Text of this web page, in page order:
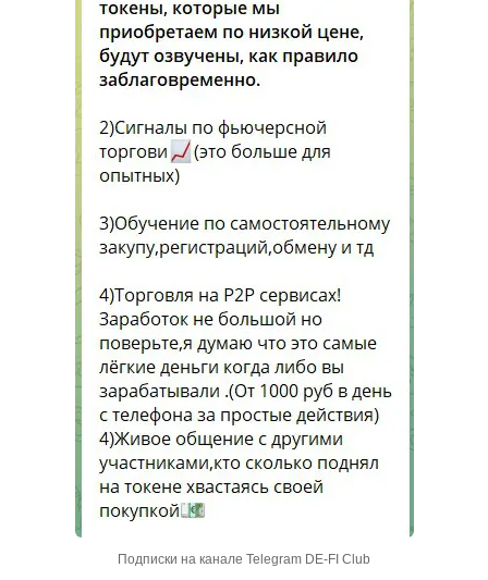
Подписки на канале Telegram DE-FI Club